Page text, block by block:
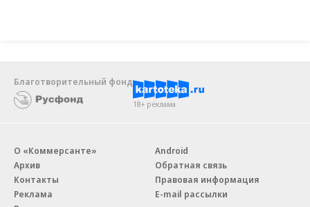
Благотворительный фонд
18+ реклама
О «Коммерсанте»
Архив
Контакты
Реклама
Android
Обратная связь
Правовая информация
E-mail рассылки